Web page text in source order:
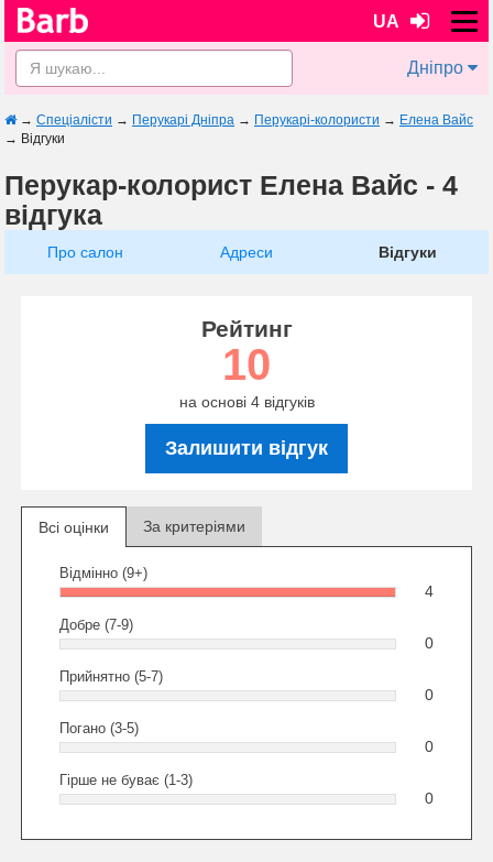
UA
Дніпро
→ Спеціалісти → Перукарі Дніпра → Перукарі-колористи → Елена Вайс
→ Відгуки
Перукар-колорист Елена Вайс - 4
відгука
Про салон Адреси Відгуки
Рейтинг
10
на основі 4 відгуків
Залишити відгук
Всі оцінки За критеріями
Відмінно (9+)
4
Добре (7-9)
0
Прийнятно (5-7)
0
Погано (3-5)
0
Гірше не буває (1-3)
0